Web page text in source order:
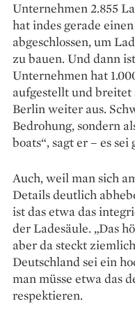
Unternehmen 2.855
hat indes gerade
abgeschlossen, um
zu bauen. Und dann
Unternehmen hat
aufgestellt und
Berlin weiter aus.
Bedrohung, sondern
boats“, sagt er – es
Auch, weil man sich
Details deutlich
ist das etwa das
der Ladesäule. „Das
aber da steckt
Deutschland sei ein
man müsse etwa das
respektieren.